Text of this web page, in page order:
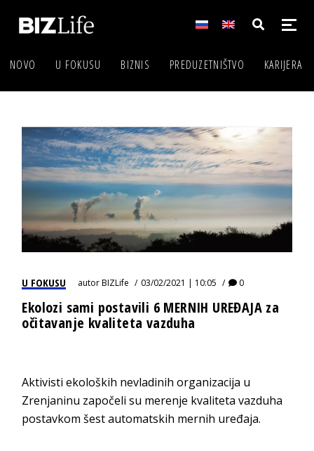
NOVO U FOKUSU BIZNIS PREDUZETNIŠTVO KARIJERA
U FOKUSU autorBIZLife 03/02/2021 | 10:05 0
Ekolozi sami postavili 6 MERNIH UREĐAJA za
očitavanje kvaliteta vazduha
Aktivisti ekoloških nevladinih organizacija u
Zrenjaninu započeli su merenje kvaliteta vazduha
postavkom šest automatskih mernih uređaja.